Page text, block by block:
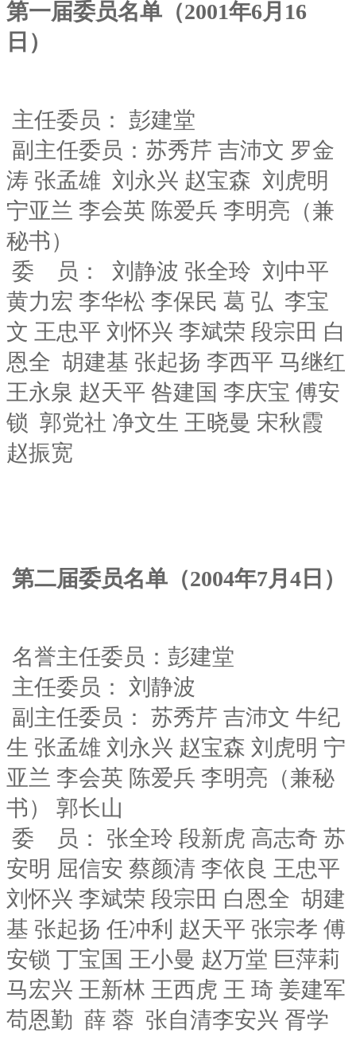
第一届委员名单（2001年6月16
日）
主任委员： 彭建堂
副主任委员：苏秀芹 吉沛文 罗金
涛 张孟雄 刘永兴 赵宝森 刘虎明
宁亚兰 李会英 陈爱兵 李明亮（兼
秘书）
委 员： 刘静波 张全玲 刘中平
黄力宏 李华松 李保民 葛 弘 李宝
文 王忠平 刘怀兴 李斌荣 段宗田 白
恩全 胡建基 张起扬 李西平 马继红
王永泉 赵天平 咎建国 李庆宝 傅安
锁 郭党社 净文生 王晓曼 宋秋霞
赵振宽
第二届委员名单（2004年7月4日）
名誉主任委员：彭建堂
主任委员： 刘静波
副主任委员： 苏秀芹 吉沛文 牛纪
生 张孟雄 刘永兴 赵宝森 刘虎明 宁
亚兰 李会英 陈爱兵 李明亮（兼秘
书） 郭长山
委 员： 张全玲 段新虎 高志奇 苏
安明 屈信安 蔡颜清 李依良 王忠平
刘怀兴 李斌荣 段宗田 白恩全 胡建
基 张起扬 任冲利 赵天平 张宗孝 傅
安锁 丁宝国 王小曼 赵万堂 巨萍莉
马宏兴 王新林 王西虎 王 琦 姜建军
苟恩勤 薛 蓉 张自清李安兴 胥学